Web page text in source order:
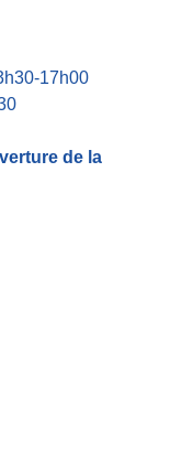
17h00
de la